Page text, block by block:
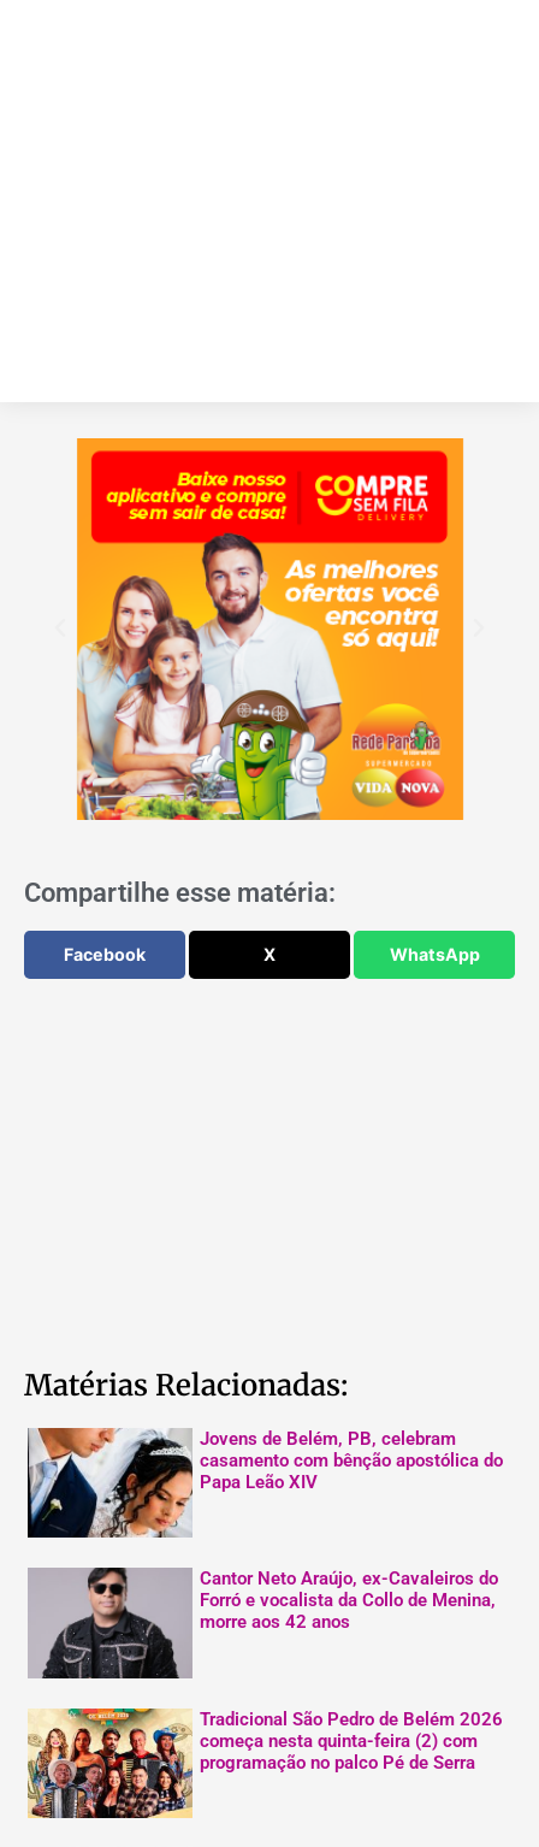
Compartilhe esse matéria:
Facebook X WhatsApp
Matérias Relacionadas:
Jovens de Belém, PB, celebram
casamento com bênção apostólica do
Papa Leão XIV
Cantor Neto Araújo, ex-Cavaleiros do
Forró e vocalista da Collo de Menina,
morre aos 42 anos
Tradicional São Pedro de Belém 2026
começa nesta quinta-feira (2) com
programação no palco Pé de Serra